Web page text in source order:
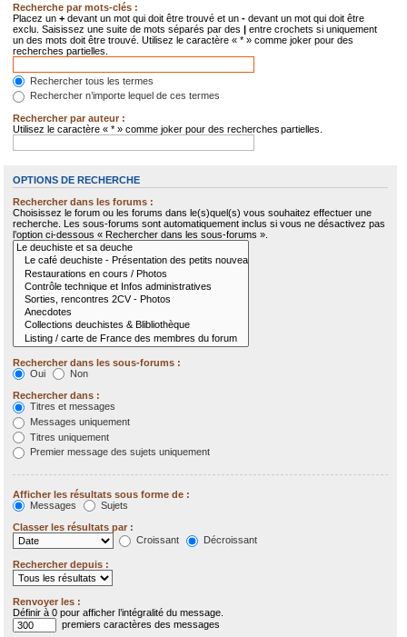
Recherche par mots-clés :
Placez un + devant un mot qui doit être trouvé et un - devant un mot qui doit être
exclu. Saisissez une suite de mots séparés par des | entre crochets si uniquement
un des mots doit être trouvé. Utilisez le caractère « * » comme joker pour des
recherches partielles.
Rechercher tous les termes
Rechercher n’importe lequel de ces termes
Rechercher par auteur :
Utilisez le caractère « * » comme joker pour des recherches partielles.
OPTIONS DE RECHERCHE
Rechercher dans les forums :
Choisissez le forum ou les forums dans le(s)quel(s) vous souhaitez effectuer une
recherche. Les sous-forums sont automatiquement inclus si vous ne désactivez pas
l’option ci-dessous « Rechercher dans les sous-forums ».
Rechercher dans les sous-forums :
Oui
Non
Rechercher dans :
Titres et messages
Messages uniquement
Titres uniquement
Premier message des sujets uniquement
Afficher les résultats sous forme de :
Messages
Sujets
Classer les résultats par :
Croissant
Décroissant
Rechercher depuis :
Renvoyer les :
Définir à 0 pour afficher l’intégralité du message.
premiers caractères des messages